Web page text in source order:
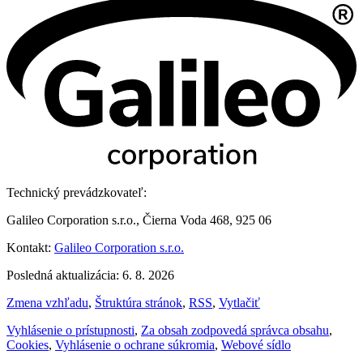
Technický prevádzkovateľ:
Galileo Corporation s.r.o., Čierna Voda 468, 925 06
Kontakt: Galileo Corporation s.r.o.
Posledná aktualizácia: 6. 8. 2026
Zmena vzhľadu, Štruktúra stránok, RSS, Vytlačiť
Vyhlásenie o prístupnosti, Za obsah zodpovedá správca obsahu,
Cookies, Vyhlásenie o ochrane súkromia, Webové sídlo